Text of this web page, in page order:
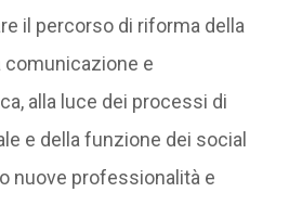
il percorso di riforma della
comunicazione e
alla luce dei processi di
e della funzione dei social
nuove professionalità e